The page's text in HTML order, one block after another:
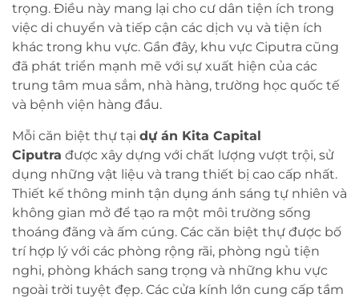
trọng. Điều này mang lại cho cư dân tiện ích trong
việc di chuyển và tiếp cận các dịch vụ và tiện ích
khác trong khu vực. Gần đây, khu vực Ciputra cũng
đã phát triển mạnh mẽ với sự xuất hiện của các
trung tâm mua sắm, nhà hàng, trường học quốc tế
và bệnh viện hàng đầu.
Mỗi căn biệt thự tại dự án Kita Capital
Ciputra được xây dựng với chất lượng vượt trội, sử
dụng những vật liệu và trang thiết bị cao cấp nhất.
Thiết kế thông minh tận dụng ánh sáng tự nhiên và
không gian mở để tạo ra một môi trường sống
thoáng đãng và ấm cúng. Các căn biệt thự được bố
trí hợp lý với các phòng rộng rãi, phòng ngủ tiện
nghi, phòng khách sang trọng và những khu vực
ngoài trời tuyệt đẹp. Các cửa kính lớn cung cấp tầm